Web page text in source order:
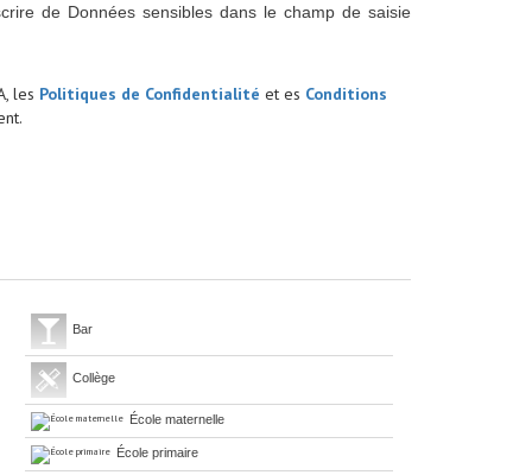
de Données sensibles dans le champ de saisie
les Politiques de Confidentialité et es Conditions
Bar
Collège
École maternelle
École primaire